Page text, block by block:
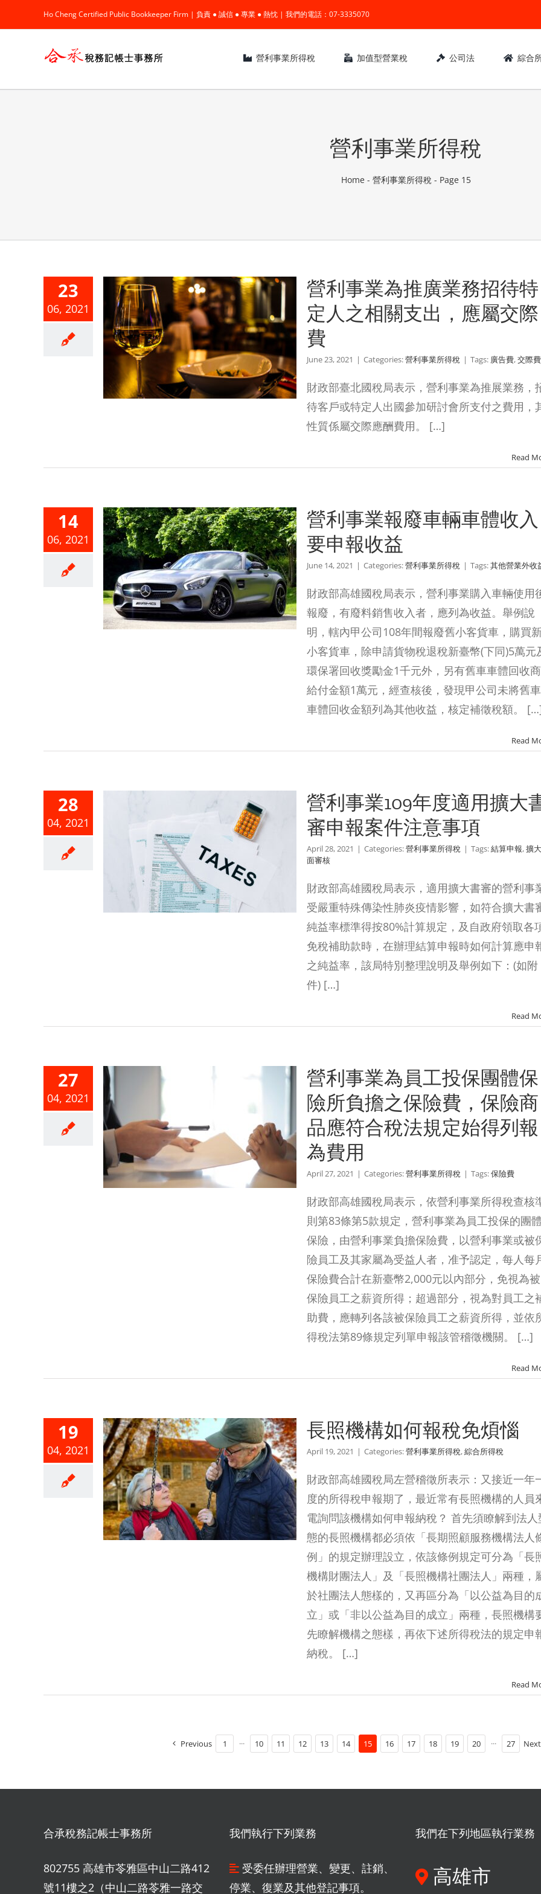
to
Ho Cheng Certified Public Bookkeeper Firm | 負責 ● 誠信 ● 專業 ● 熱忱 | 我們的電話：07-3335070
營利事業所得稅 加值型營業稅 公司法 綜合
營利事業所得稅
Home - 營利事業所得稅- Page 15
23
06, 2021
推廣業務
之相關支
營利事業為推廣業務招待特
定人之相關支出，應屬交際
費
June 23, 2021 | Categories:營利事業所得稅 | Tags: 廣告費,交際費
財政部臺北國稅局表示，營利事業為推展業務，
待客戶或特定人出國參加研討會所支付之費用，
性質係屬交際應酬費用。 […]
Read
14
06, 2021
廢車輛車
營利事業報廢車輛車體收入
要申報收益
June 14, 2021 | Categories:營利事業所得稅 | Tags:其他營業外收
財政部高雄國稅局表示，營利事業購入車輛使用
報廢，有廢料銷售收入者，應列為收益。舉例說
明，轄內甲公司108年間報廢舊小客貨車，購買
小客貨車，除申請貨物稅退稅新臺幣(下同)5萬元
環保署回收獎勵金1千元外，另有舊車車體回收商
給付金額1萬元，經查核後，發現甲公司未將舊車
車體回收金額列為其他收益，核定補徵稅額。
Read
28
04, 2021
年度適用
報案件注
營利事業109年度適用擴大
審申報案件注意事項
April 28, 2021 | Categories:營利事業所得稅 | Tags:結算申報,擴
面審核
財政部高雄國稅局表示，適用擴大書審的營利事
受嚴重特殊傳染性肺炎疫情影響，如符合擴大書
純益率標準得按80%計算規定，及自政府領取各
免稅補助款時，在辦理結算申報時如何計算應申
之純益率，該局特別整理說明及舉例如下：(如附
件) […]
Read
27
04, 2021
員工投保
負擔之保
商品應符
營利事業為員工投保團體保
險所負擔之保險費，保險商
品應符合稅法規定始得列報
為費用
April 27, 2021 | Categories:營利事業所得稅 | Tags:保險費
財政部高雄國稅局表示，依營利事業所得稅查核
則第83條第5款規定，營利事業為員工投保的團體
保險，由營利事業負擔保險費，以營利事業或被
險員工及其家屬為受益人者，准予認定，每人每
保險費合計在新臺幣2,000元以內部分，免視為被
保險員工之薪資所得；超過部分，視為對員工之
助費，應轉列各該被保險員工之薪資所得，並依
得稅法第89條規定列單申報該管稽徵機關。 […]
Read
19
04, 2021
何報稅免
長照機構如何報稅免煩惱
April 19, 2021 | Categories:營利事業所得稅,綜合所得稅
財政部高雄國稅局左營稽徵所表示：又接近一年
度的所得稅申報期了，最近常有長照機構的人員
電詢問該機構如何申報納稅？ 首先須瞭解到法人
態的長照機構都必須依「長期照顧服務機構法人
例」的規定辦理設立，依該條例規定可分為「長
機構財團法人」及「長照機構社團法人」兩種，
於社團法人態樣的，又再區分為「以公益為目的
立」或「非以公益為目的成立」兩種，長照機構
先瞭解機構之態樣，再依下述所得稅法的規定申
納稅。 […]
Read
Previous 1 ··· 10 11 12 13 14 15 16 17 18 19 20 ··· 27 Next
合承稅務記帳士事務所
802755 高雄市苓雅區中山二路412
號11樓之2（中山二路苓雅一路交
我們執行下列業務
受委任辦理營業、變更、註銷、
停業、復業及其他登記事項。
我們在下列地區執行業務
高雄市